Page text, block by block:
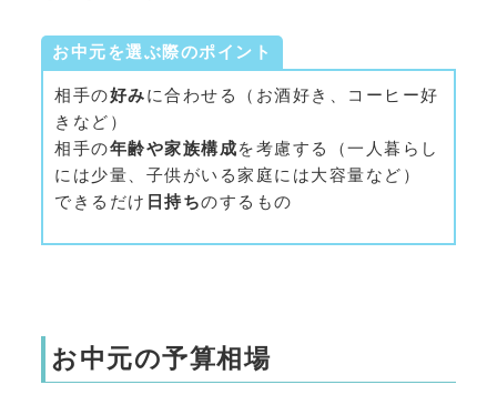
お中元を選ぶ際のポイント
相手の好みに合わせる（お酒好き、コーヒー好
きなど）
相手の年齢や家族構成を考慮する（一人暮らし
には少量、子供がいる家庭には大容量など）
できるだけ 日持ちのするもの
お中元の予算相場